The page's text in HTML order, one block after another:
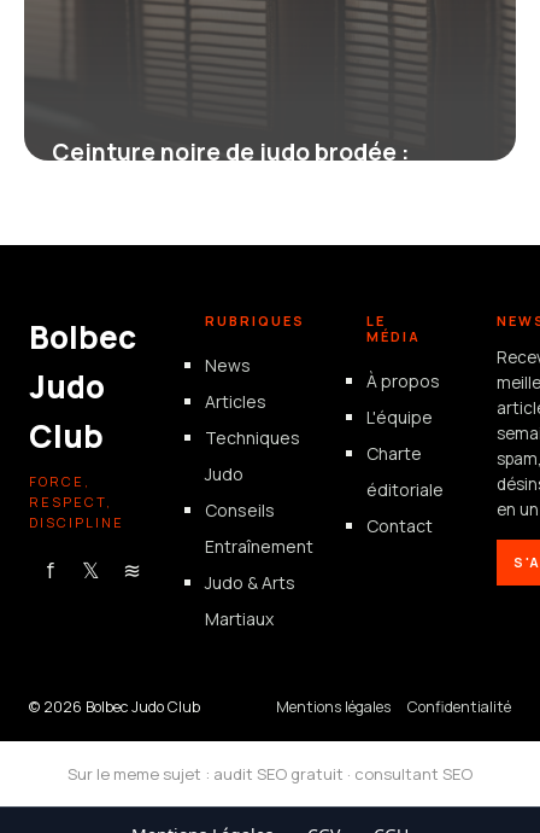
Ceinture noire de judo brodée :
Bolbec
Judo
Club
FORCE,
RESPECT,
DISCIPLINE
f 𝕏 ≋
RUBRIQUES
News
Articles
Techniques
Judo
Conseils
Entraînement
Judo & Arts
Martiaux
LE
MÉDIA
À propos
L'équipe
Charte
éditoriale
Contact
en
© 2026 Bolbec Judo Club Mentions légales Confidentialité
Sur le meme sujet : audit SEO gratuit · consultant SEO